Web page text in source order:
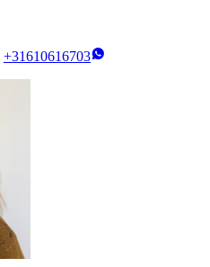
+31610616703